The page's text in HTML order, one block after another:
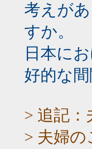
考えが
すか。
日本に
好的な
> 追記
> 夫婦